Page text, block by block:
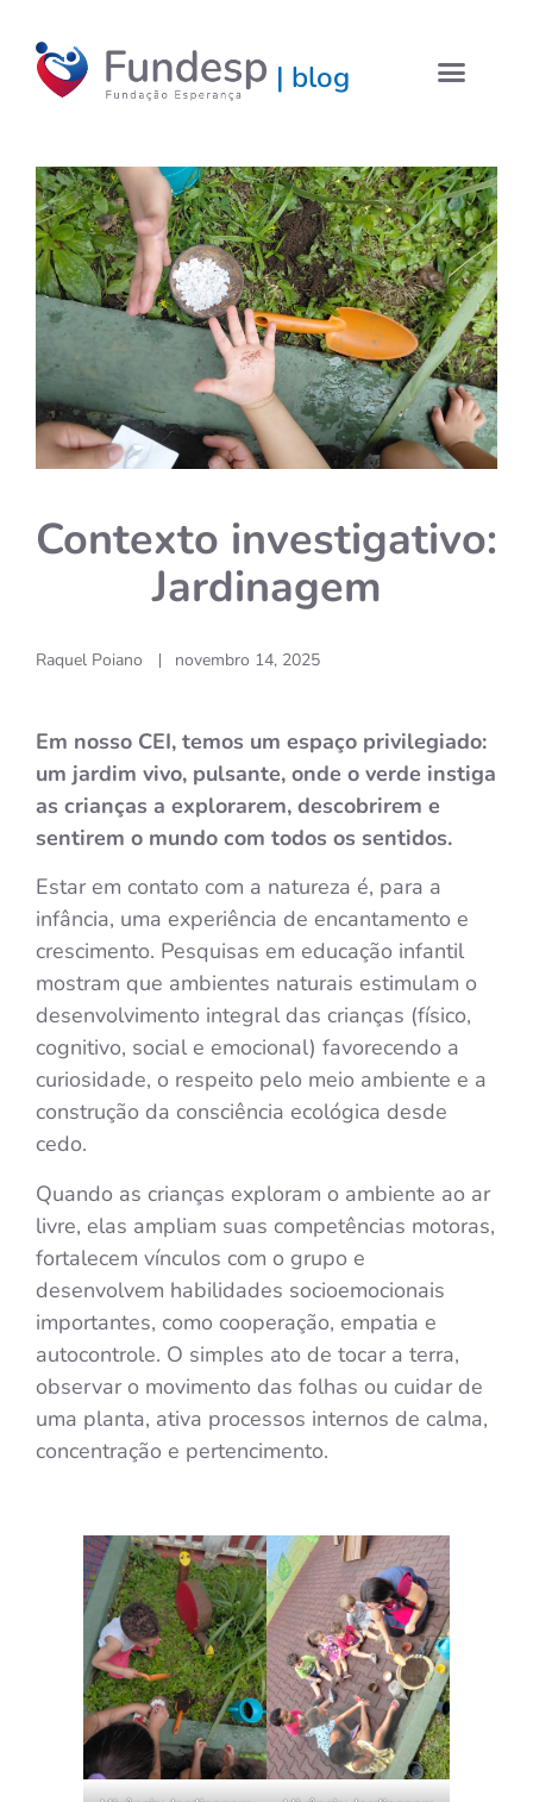
| blog
Contexto investigativo:
Jardinagem
Raquel Poiano novembro 14, 2025
Em nosso CEI, temos um espaço privilegiado:
um jardim vivo, pulsante, onde o verde instiga
as crianças a explorarem, descobrirem e
sentirem o mundo com todos os sentidos.
Estar em contato com a natureza é, para a
infância, uma experiência de encantamento e
crescimento. Pesquisas em educação infantil
mostram que ambientes naturais estimulam o
desenvolvimento integral das crianças (físico,
cognitivo, social e emocional) favorecendo a
curiosidade, o respeito pelo meio ambiente e a
construção da consciência ecológica desde
cedo.
Quando as crianças exploram o ambiente ao ar
livre, elas ampliam suas competências motoras,
fortalecem vínculos com o grupo e
desenvolvem habilidades socioemocionais
importantes, como cooperação, empatia e
autocontrole. O simples ato de tocar a terra,
observar o movimento das folhas ou cuidar de
uma planta, ativa processos internos de calma,
concentração e pertencimento.